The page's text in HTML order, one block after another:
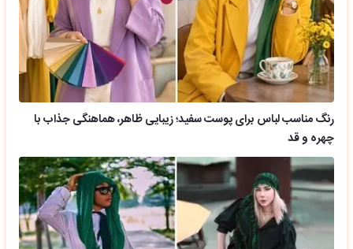
رنگ مناسب لباس برای پوست سفید؛ زیبایی ظاهر، هماهنگی جذاب با
چهره و قد